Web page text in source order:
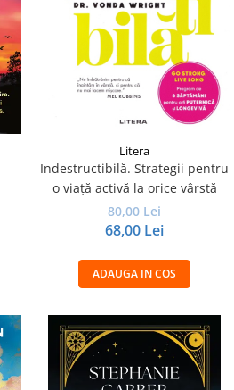
Litera
Indestructibilă. Strategii pentru
o viață activă la orice vârstă
80,00 Lei
68,00 Lei
ADAUGA IN COS